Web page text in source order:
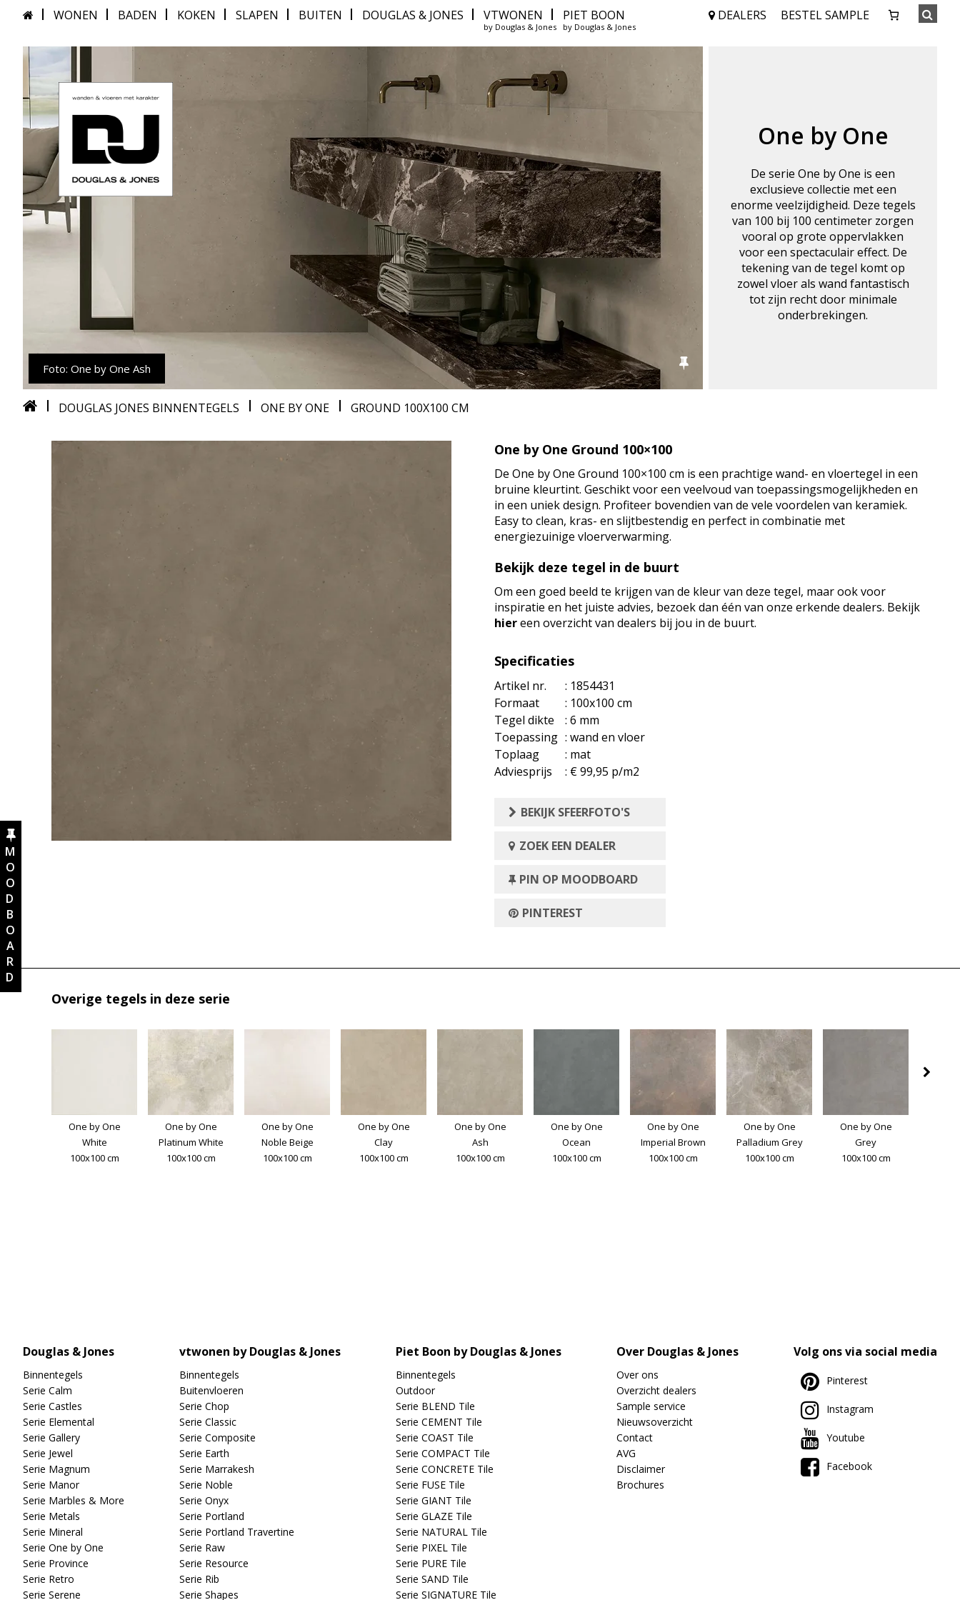
WONEN BADEN KOKEN SLAPEN BUITEN DOUGLAS & JONES VTWONEN
by Douglas & Jones
PIET BOON
by Douglas & Jones
DEALERS BESTEL SAMPLE
Foto: One by One Ash
One by One
De serie One by One is een
exclusieve collectie met een
enorme veelzijdigheid. Deze tegels
van 100 bij 100 centimeter zorgen
vooral op grote oppervlakken
voor een spectaculair effect. De
tekening van de tegel komt op
zowel vloer als wand fantastisch
tot zijn recht door minimale
onderbrekingen.
DOUGLAS JONES BINNENTEGELS ONE BY ONE GROUND 100X100 CM
One by One Ground 100×100
De One by One Ground 100×100 cm is een prachtige wand- en vloertegel in een
bruine kleurtint. Geschikt voor een veelvoud van toepassingsmogelijkheden en
in een uniek design. Profiteer bovendien van de vele voordelen van keramiek.
Easy to clean, kras- en slijtbestendig en perfect in combinatie met
energiezuinige vloerverwarming.
Bekijk deze tegel in de buurt
Om een goed beeld te krijgen van de kleur van deze tegel, maar ook voor
inspiratie en het juiste advies, bezoek dan één van onze erkende dealers. Bekijk
hiereen overzicht van dealers bij jou in de buurt.
Specificaties
Artikel nr.
: 1854431
Formaat
: 100x100 cm
Tegel dikte
: 6 mm
Toepassing : wand en vloer
Toplaag
: mat
Adviesprijs
: € 99,95 p/m2
BEKIJK SFEERFOTO'S
ZOEK EEN DEALER
PIN OP MOODBOARD
PINTEREST
Overige tegels in deze serie
One by One
White
100x100 cm
One by One
Platinum White
100x100 cm
One by One
Noble Beige
100x100 cm
One by One
Clay
100x100 cm
One by One
Ash
100x100 cm
One by One
Ocean
100x100 cm
One by One
Imperial Brown
100x100 cm
One by One
Palladium Grey
100x100 cm
One by One
Grey
100x100 cm
Douglas & Jones
Binnentegels
Serie Calm
Serie Castles
Serie Elemental
Serie Gallery
Serie Jewel
Serie Magnum
Serie Manor
Serie Marbles & More
Serie Metals
Serie Mineral
Serie One by One
Serie Province
Serie Retro
Serie Serene
vtwonen by Douglas & Jones
Binnentegels
Buitenvloeren
Serie Chop
Serie Classic
Serie Composite
Serie Earth
Serie Marrakesh
Serie Noble
Serie Onyx
Serie Portland
Serie Portland Travertine
Serie Raw
Serie Resource
Serie Rib
Serie Shapes
Piet Boon by Douglas & Jones
Binnentegels
Outdoor
Serie BLEND Tile
Serie CEMENT Tile
Serie COAST Tile
Serie COMPACT Tile
Serie CONCRETE Tile
Serie FUSE Tile
Serie GIANT Tile
Serie GLAZE Tile
Serie NATURAL Tile
Serie PIXEL Tile
Serie PURE Tile
Serie SAND Tile
Serie SIGNATURE Tile
Over Douglas & Jones
Over ons
Overzicht dealers
Sample service
Nieuwsoverzicht
Contact
AVG
Disclaimer
Brochures
Volg ons via social media
Pinterest
Instagram
Youtube
Facebook
MOODBOARD